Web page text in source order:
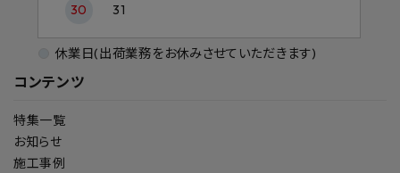
コンテンツ
特集一覧
お知らせ
施工事例
30 31
休業日(出荷業務をお休みさせていただきます)